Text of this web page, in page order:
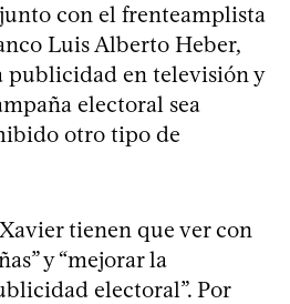
con el frenteamplista
Luis Alberto Heber,
publicidad en televisión y
electoral sea
otro tipo de
tienen que ver con
y “mejorar la
electoral”. Por